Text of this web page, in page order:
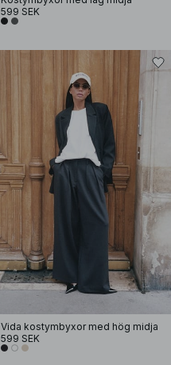
599 SEK
Vida kostymbyxor med hög midja
599 SEK